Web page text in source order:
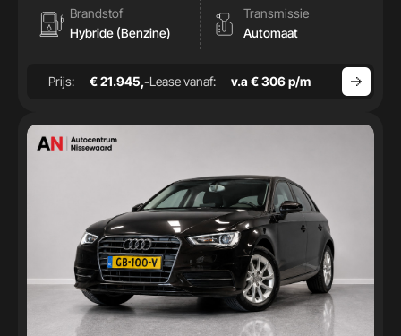
Brandstof
Hybride (Benzine)
Transmissie
Automaat
Prijs: € 21.945,-Lease vanaf: v.a € 306 p/m